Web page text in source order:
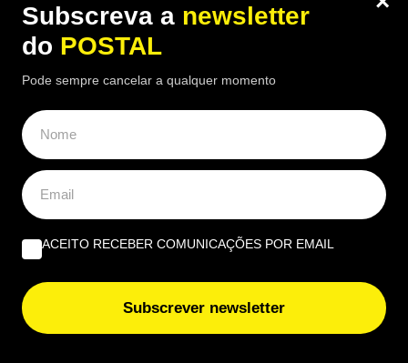
enfermeiro com 43 anos de descontos
reformou-se 6 meses antes do tempo e
considera corte na pensão “injusto”
Ex-enfermeiro espanhol considera o valor da sua
pensão injusto, por lhe terem sido tirados 50 anos
para "toda a vida", após reformar-se seis meses
antes da idade legal
ÚLTIMAS NOTÍCIAS
Subscreva a newsletter
do POSTAL
Pode sempre cancelar a qualquer momento
ACEITO RECEBER COMUNICAÇÕES POR EMAIL
Subscrever newsletter